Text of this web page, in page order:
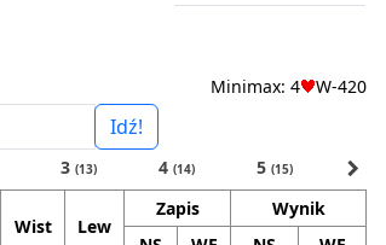
Minimax: 4 W-420
Idź!
3 (13) 4 (14) 5 (15) navigate_next
Wist Lew
Zapis
Wynik